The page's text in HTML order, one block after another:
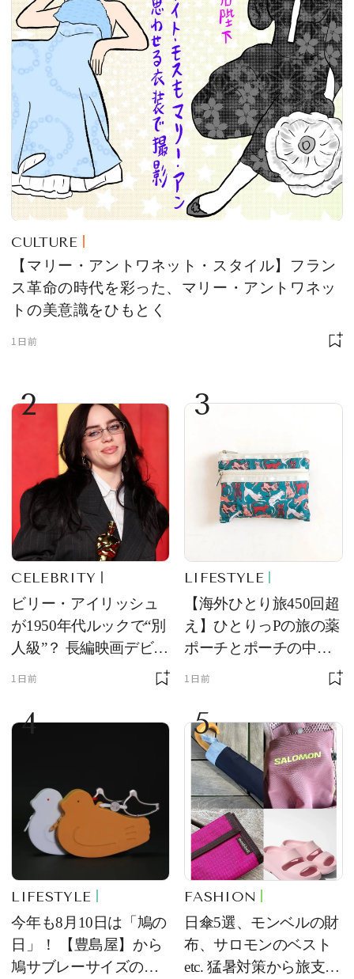
CULTURE
【マリー・アントワネット・スタイル】フラン
ス革命の時代を彩った、マリー・アントワネッ
トの美意識をひもとく
1日前
2
CELEBRITY
ビリー・アイリッシュ
が1950年代ルックで“別
人級”？ 長編映画デビュ
ー作の現場写真に反響
1日前
3
LIFESTYLE
【海外ひとり旅450回超
え】ひとりっPの旅の薬
ポーチとポーチの中身
を初公開！ 本当に使え
ム
1日前
4
LIFESTYLE
今年も8月10日は「鳩の
日」！ 【豊島屋】から
鳩サブレーサイズのポ
5
FASHION
日傘5選、モンベルの財
布、サロモンのベスト
etc. 猛暑対策から旅支度